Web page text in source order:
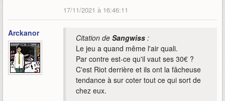
17/11/2021 à 16:46:11
Arckanor Citation de Sangwiss :
Le jeu a quand même l'air quali.
Par contre est-ce qu'il vaut ses 30€ ?
C'est Riot derrière et ils ont la fâcheuse
tendance à sur coter tout ce qui sort de
chez eux.